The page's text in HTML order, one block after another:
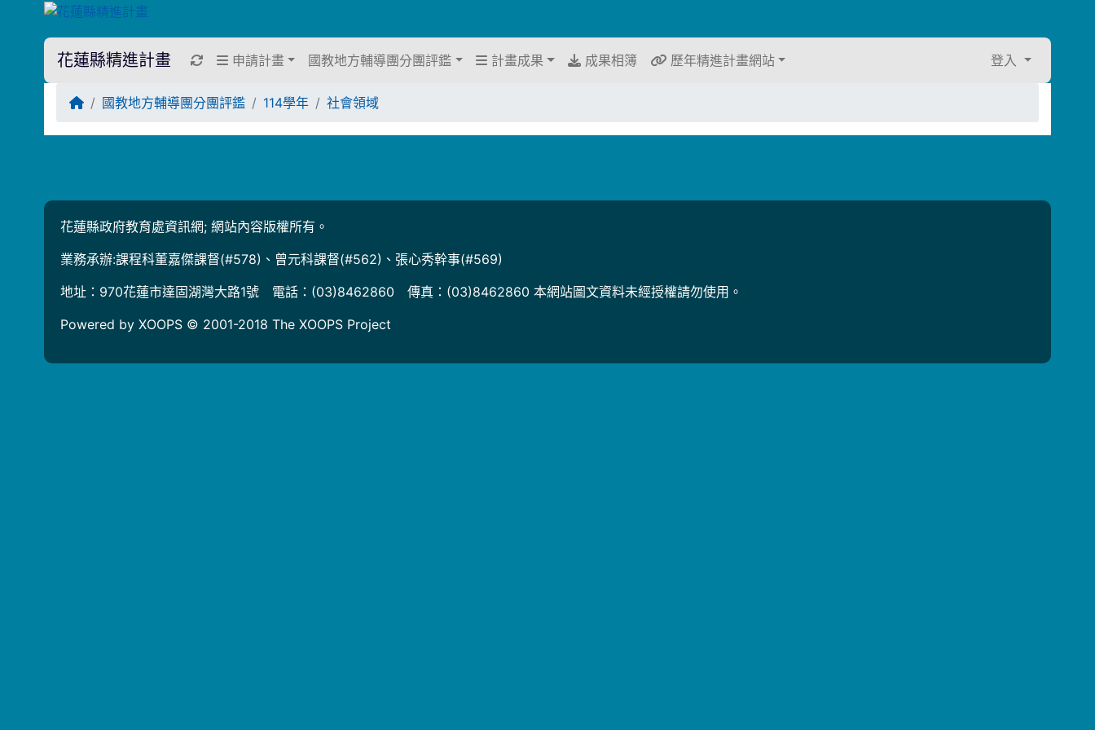
花蓮縣精進計畫 重新取得佈景設定
申請計畫 國教地方輔導團分團評鑑 計畫成果 成果相簿 歷年精進計畫網站 登入
回首頁國教地方輔導團分團評鑑 114學年 社會領域
花蓮縣政府教育處資訊網; 網站內容版權所有。
業務承辦:課程科董嘉傑課督(#578)、曾元科課督(#562)、張心秀幹事(#569)
地址：970花蓮市達固湖灣大路1號 電話：(03)8462860 傳真：(03)8462860 本網站圖文資料未經授權請勿使用。
Powered by XOOPS © 2001-2018 The XOOPS Project